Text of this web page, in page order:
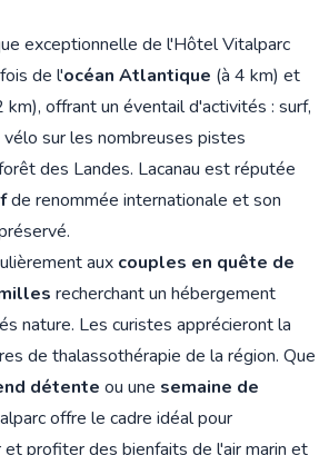
exceptionnelle de l'Hôtel Vitalparc
de l'océan Atlantique (à 4 km) et
km), offrant un éventail d'activités : surf,
sur les nombreuses pistes
des Landes. Lacanau est réputée
de renommée internationale et son
aux couples en quête de
recherchant un hébergement
nature. Les curistes apprécieront la
de thalassothérapie de la région. Que
détente ou une semaine de
offre le cadre idéal pour
profiter des bienfaits de l'air marin et